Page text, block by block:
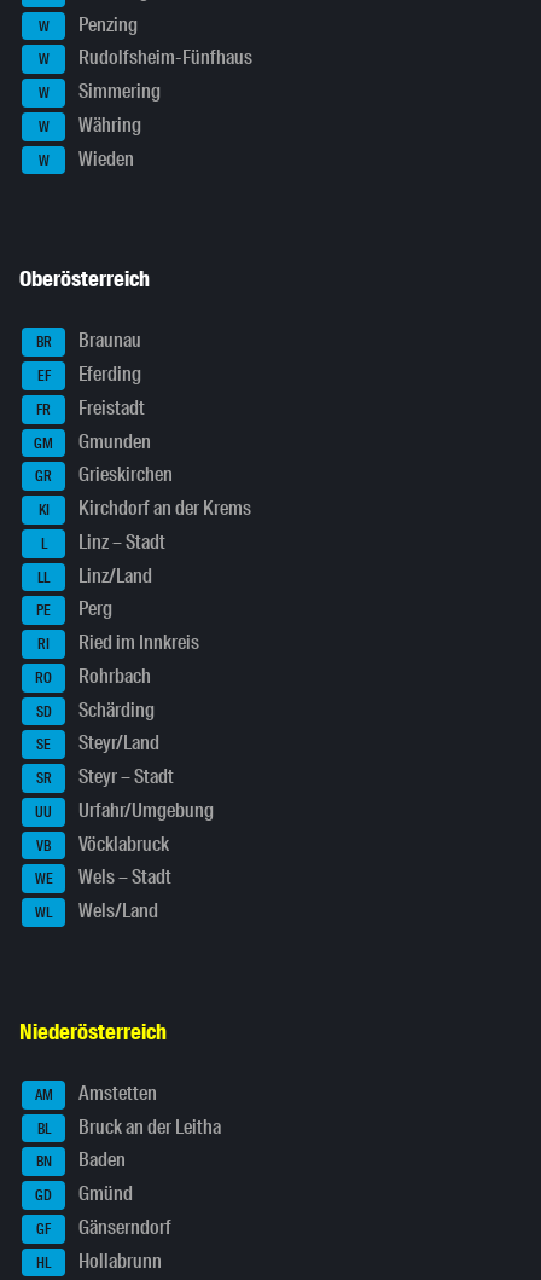
W Penzing
W Rudolfsheim-Fünfhaus
W Simmering
W Währing
W Wieden
Oberösterreich
BR Braunau
EF Eferding
FR Freistadt
GM Gmunden
GR Grieskirchen
KI Kirchdorf an der Krems
L Linz – Stadt
LL Linz/Land
PE Perg
RI Ried im Innkreis
RO Rohrbach
SD Schärding
SE Steyr/Land
SR Steyr – Stadt
UU Urfahr/Umgebung
VB Vöcklabruck
WE Wels – Stadt
WL Wels/Land
Niederösterreich
AM Amstetten
BL Bruck an der Leitha
BN Baden
GD Gmünd
GF Gänserndorf
HL Hollabrunn